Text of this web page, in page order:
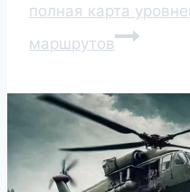
полная карта
маршрутов